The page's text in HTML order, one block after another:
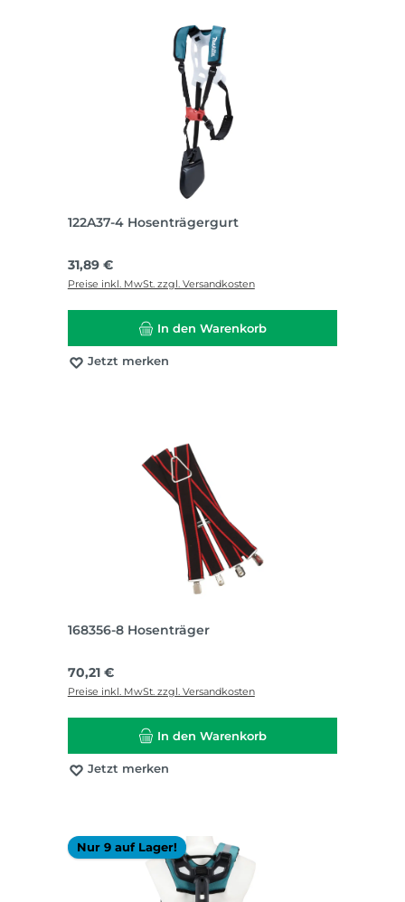
122A37-4 Hosenträgergurt
Regulärer Preis:
31,89 €
Preise inkl. MwSt. zzgl. Versandkosten
In den Warenkorb
Jetzt merken
168356-8 Hosenträger
Regulärer Preis:
70,21 €
Preise inkl. MwSt. zzgl. Versandkosten
In den Warenkorb
Jetzt merken
Nur 9 auf Lager!